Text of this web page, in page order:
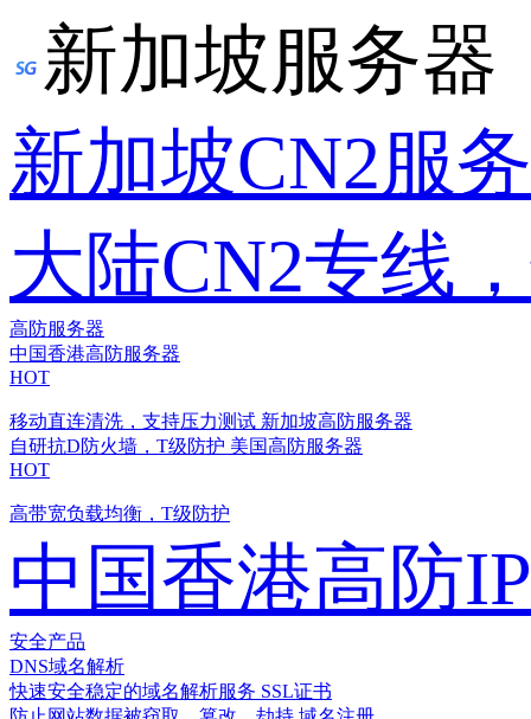
新加坡服务器
新加坡CN2服
大陆CN2专线
高防服务器
中国香港高防服务器
HOT
移动直连清洗，支持压力测试 新加坡高防服务器
自研抗D防火墙，T级防护 美国高防服务器
HOT
高带宽负载均衡，T级防护
中国香港高防IP
安全产品
DNS域名解析
快速安全稳定的域名解析服务 SSL证书